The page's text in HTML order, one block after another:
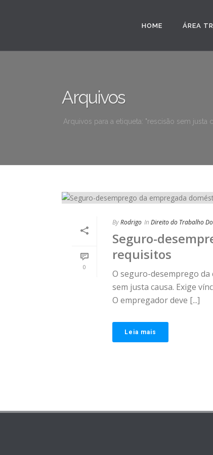
HOME ÁREA
Arquivos
Arquivos para a etiqueta: "rescisão sem justa
0
ByRodrigo In Direito do Trabalho
Seguro-
requisitos
O seguro-desemprego da
sem justa causa. Exige
O empregador deve [...]
Leia mais